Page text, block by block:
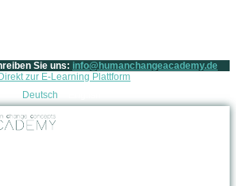
Sie uns: info@humanchangeacademy.de
zur E-Learning Plattform
Deutsch